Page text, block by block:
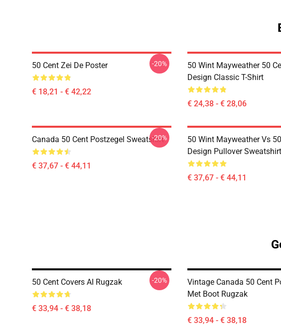
50 Cent Zei De Poster
€ 18,21 - € 42,22
-20%
50 Wint Mayweather 50
Design Classic T-Shirt
€ 24,38 - € 28,06
Canada 50 Cent Postzegel Sweatshirt
€ 37,67 - € 44,11
-20%
50 Wint Mayweather Vs
Design Pullover Sweatshirt
€ 37,67 - € 44,11
50 Cent Covers AI Rugzak
€ 33,94 - € 38,18
-20%
Vintage Canada 50 Cent
Met Boot Rugzak
€ 33,94 - € 38,18